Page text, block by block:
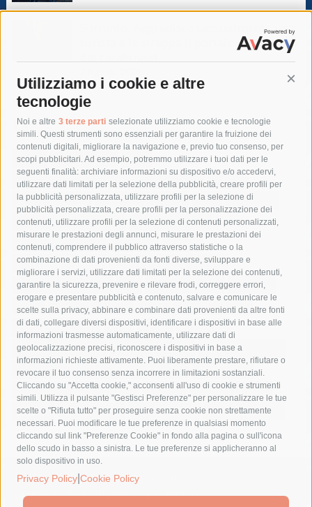
Utilizziamo i cookie e altre
tecnologie
Noi e altre 3 terze parti selezionate utilizziamo cookie e tecnologie
simili. Questi strumenti sono essenziali per garantire la fruizione dei
contenuti digitali, migliorare la navigazione e, previo tuo consenso, per
scopi pubblicitari. Ad esempio, potremmo utilizzare i tuoi dati per le
seguenti finalità: archiviare informazioni su dispositivo e/o accedervi,
utilizzare dati limitati per la selezione della pubblicità, creare profili per
la pubblicità personalizzata, utilizzare profili per la selezione di
pubblicità personalizzata, creare profili per la personalizzazione dei
contenuti, utilizzare profili per la selezione di contenuti personalizzati,
misurare le prestazioni degli annunci, misurare le prestazioni dei
contenuti, comprendere il pubblico attraverso statistiche o la
combinazione di dati provenienti da fonti diverse, sviluppare e
migliorare i servizi, utilizzare dati limitati per la selezione dei contenuti,
garantire la sicurezza, prevenire e rilevare frodi, correggere errori,
erogare e presentare pubblicità e contenuto, salvare e comunicare le
scelte sulla privacy, abbinare e combinare dati provenienti da altre fonti
di dati, collegare diversi dispositivi, identificare i dispositivi in base alle
informazioni trasmesse automaticamente, utilizzare dati di
geolocalizzazione precisi, riconoscere i dispositivi in base a
informazioni richieste attivamente. Puoi liberamente prestare, rifiutare o
revocare il tuo consenso senza incorrere in limitazioni sostanziali.
Cliccando su "Accetta cookie," acconsenti all'uso di cookie e strumenti
simili. Utilizza il pulsante "Gestisci Preferenze" per personalizzare le tue
scelte o "Rifiuta tutto" per proseguire senza cookie non strettamente
necessari. Puoi modificare le tue preferenze in qualsiasi momento
cliccando sul link "Preferenze Cookie" in fondo alla pagina o sull'icona
dello scudo in basso a sinistra. Le tue preferenze si applicheranno al
solo dispositivo in uso.
Privacy Policy Cookie Policy
Sorrento. Aggredisce sessualmente una
turista e le strappa il portafogli, fermato
Tag
acqua allerta meteo
anas
area marina protetta di punta campanella
arresto
Asl Napoli 3 sud
capitaneria di porto capri
carabinieri
castellammare di stabia
circumvesuviana
comune di sorrento
concerto
contagi
costiera amalfitana
covid-19 eav
elezioni
fondazione sorrento
gori guardia costiera
incidente
lavori
lorenzo balducelli mare
massa lubrense
massimo coppola
Meta napoli
ordinanza
penisola sorrentina
piano di sorrento
polizia municipale
protezione civile
Regione Campania
sant'agnello
sindaco cuomo
sorrento studenti temporali
treni
turismo
Vico Equense villa fiorentino vincenzo de luca
© 2015 SorrentoPress. All rights reserved.
Il giornale online della Penisola Sorrentina